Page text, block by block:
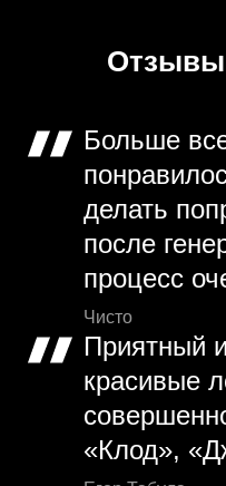
Отзывы
Больше
делать
после
процесс
Чисто
Приятный
красивые
«Клод»,